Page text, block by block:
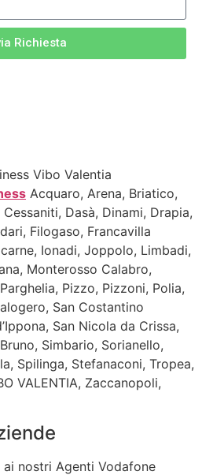
Richiesta
Acquaro, Arena, Briatico,
Dasà, Dinami, Drapia,
Filogaso, Francavilla
Ionadi, Joppolo, Limbadi,
Monterosso Calabro,
Pizzo, Pizzoni, Polia,
San Costantino
San Nicola da Crissa,
Simbario, Sorianello,
Spilinga, Stefanaconi, Tropea,
VALENTIA, Zaccanopoli,
ai nostri Agenti Vodafone